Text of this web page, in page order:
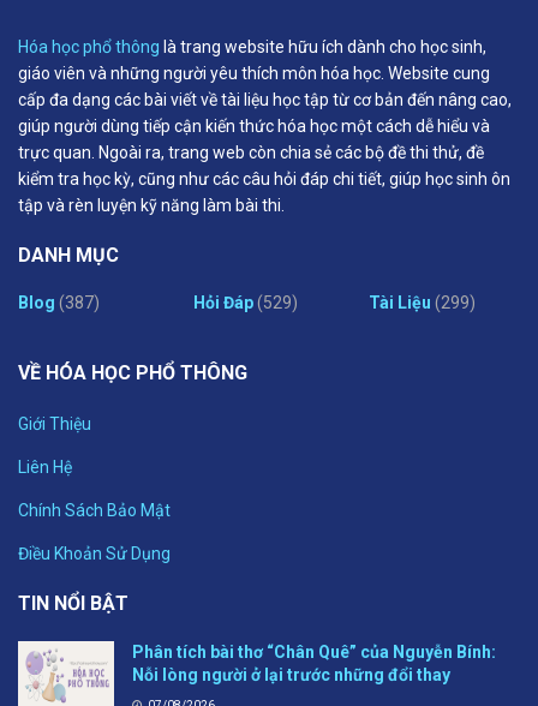
Hóa học phổ thông là trang website hữu ích dành cho học sinh,
giáo viên và những người yêu thích môn hóa học. Website cung
cấp đa dạng các bài viết về tài liệu học tập từ cơ bản đến nâng cao,
giúp người dùng tiếp cận kiến thức hóa học một cách dễ hiểu và
trực quan. Ngoài ra, trang web còn chia sẻ các bộ đề thi thử, đề
kiểm tra học kỳ, cũng như các câu hỏi đáp chi tiết, giúp học sinh ôn
tập và rèn luyện kỹ năng làm bài thi.
DANH MỤC
Blog (387) Hỏi Đáp(529) Tài Liệu (299)
VỀ HÓA HỌC PHỔ THÔNG
Giới Thiệu
Liên Hệ
Chính Sách Bảo Mật
Điều Khoản Sử Dụng
TIN NỔI BẬT
Phân tích bài thơ “Chân Quê” của Nguyễn Bính:
Nỗi lòng người ở lại trước những đổi thay